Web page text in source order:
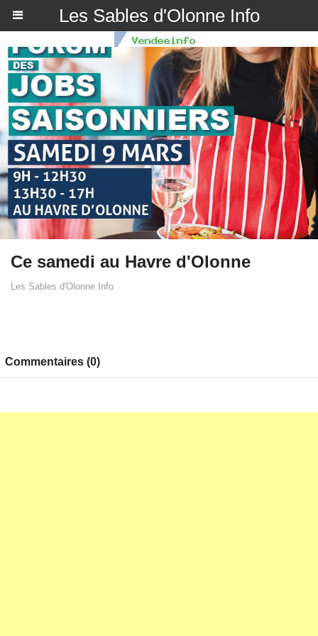
Les Sables d'Olonne Info
Ce samedi au Havre d'Olonne
Les Sables d'Olonne Info
Commentaires (0)